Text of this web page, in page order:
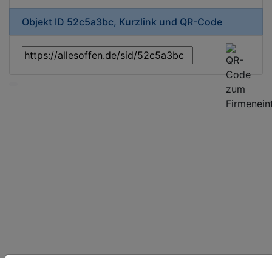
Objekt ID 52c5a3bc, Kurzlink und QR-Code